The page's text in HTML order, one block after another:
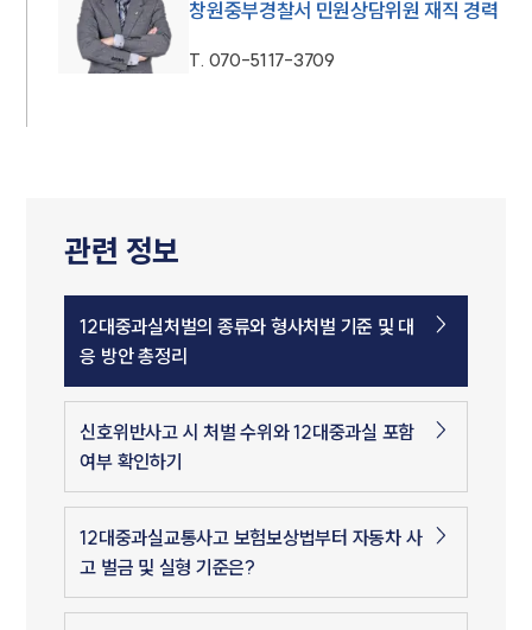
창원중부경찰서 민원상담위원 재직 경력
T. 070-5117-3709
관련 정보
12대중과실처벌의 종류와 형사처벌 기준 및 대
응 방안 총정리
신호위반사고 시 처벌 수위와 12대중과실 포함
여부 확인하기
12대중과실교통사고 보험보상법부터 자동차 사
고 벌금 및 실형 기준은?